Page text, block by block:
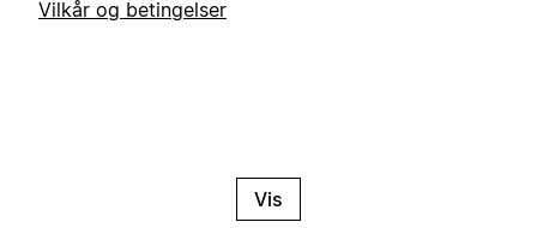
Vilkår og betingelser
Vis